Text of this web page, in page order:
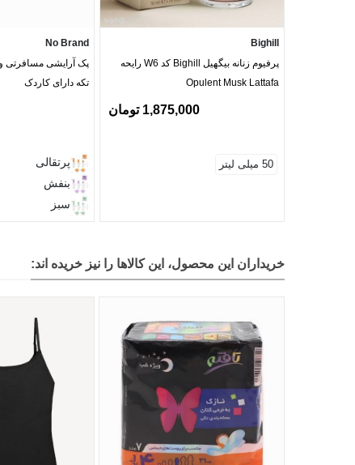
Bighill
پرفیوم زنانه بیگهیل Bighill کد W6 رایحه
Opulent Musk Lattafa
1,875,000 تومان
50 میلی لیتر
No Brand
تکه دارای کاردک
پرتقالی
بنفش
سبز
خریداران این محصول، این کالاها را نیز خریده اند: